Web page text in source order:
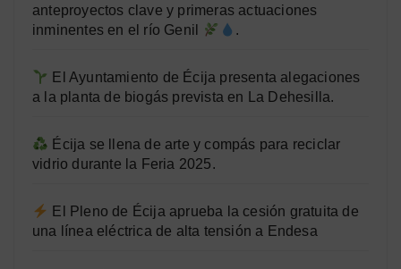
anteproyectos clave y primeras actuaciones
inminentes en el río Genil
.
El Ayuntamiento de Écija presenta alegaciones
a la planta de biogás prevista en La Dehesilla.
Écija se llena de arte y compás para reciclar
vidrio durante la Feria 2025.
El Pleno de Écija aprueba la cesión gratuita de
una línea eléctrica de alta tensión a Endesa